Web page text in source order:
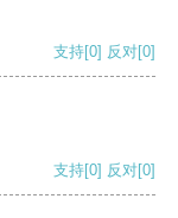
支持[0] 反对[0]
支持[0] 反对[0]